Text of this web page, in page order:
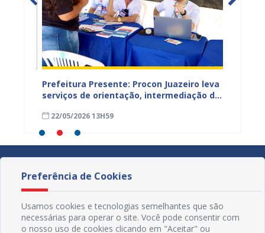
Prefeitura Presente: Procon Juazeiro leva
serviços de orientação, intermediação de
a Lagoa do Salitre
22/05/2026 13H59
Preferência de Cookies
Usamos cookies e tecnologias semelhantes que são
necessárias para operar o site. Você pode consentir com
o nosso uso de cookies clicando em "Aceitar" ou